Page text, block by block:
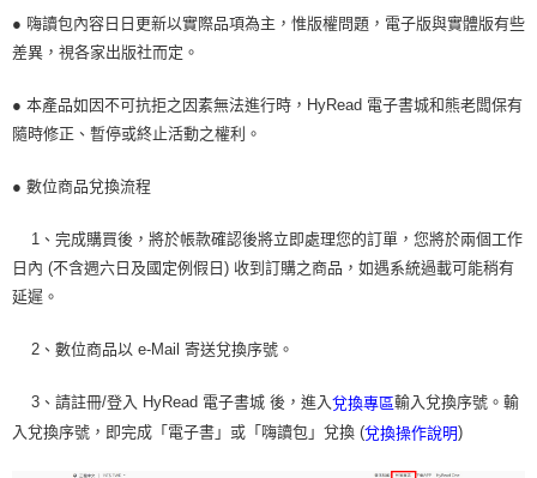
● 嗨讀包內容日日更新以實際品項為主，惟版權問題，電子版與實體版有些
差異，視各家出版社而定。
● 本產品如因不可抗拒之因素無法進行時，HyRead 電子書城和熊老闆保有
隨時修正、暫停或終止活動之權利。
● 數位商品兌換流程
1、完成購買後，將於帳款確認後將立即處理您的訂單，您將於兩個工作
日內 (不含週六日及國定例假日) 收到訂購之商品，如遇系統過載可能稍有
延遲。
2、數位商品以 e-Mail 寄送兌換序號。
3、請註冊/登入 HyRead 電子書城 後，進入兌換專區輸入兌換序號。輸
入兌換序號，即完成「電子書」或「嗨讀包」兌換 (兌換操作說明)